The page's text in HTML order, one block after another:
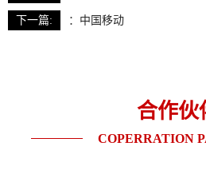
下一篇: ： 中国移动
合作伙
COPERRATION